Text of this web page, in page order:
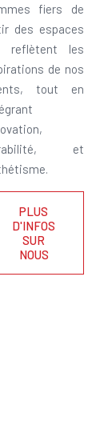
fiers de
des espaces
reflètent les
de nos
tout en
et
PLUS
D'INFOS
SUR
NOUS